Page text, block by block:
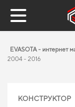
EVASOTA - интернет
2004 - 2016
КОНСТРУКТОР